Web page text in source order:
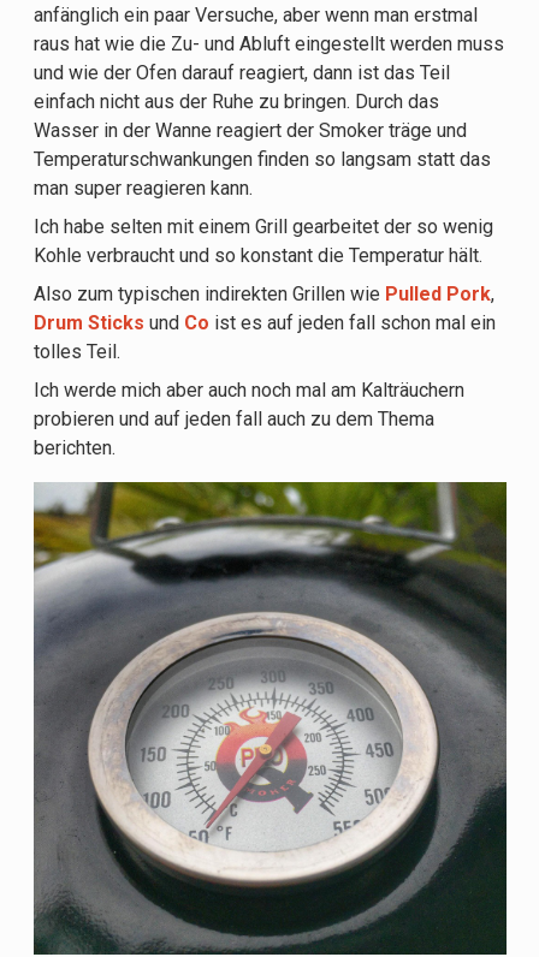
anfänglich ein paar Versuche, aber wenn man erstmal
raus hat wie die Zu- und Abluft eingestellt werden muss
und wie der Ofen darauf reagiert, dann ist das Teil
einfach nicht aus der Ruhe zu bringen. Durch das
Wasser in der Wanne reagiert der Smoker träge und
Temperaturschwankungen finden so langsam statt das
man super reagieren kann.
Ich habe selten mit einem Grill gearbeitet der so wenig
Kohle verbraucht und so konstant die Temperatur hält.
Also zum typischen indirekten Grillen wie Pulled Pork,
Drum Sticks und Co ist es auf jeden fall schon mal ein
tolles Teil.
Ich werde mich aber auch noch mal am Kalträuchern
probieren und auf jeden fall auch zu dem Thema
berichten.